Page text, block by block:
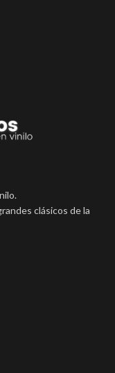
clásicos de la